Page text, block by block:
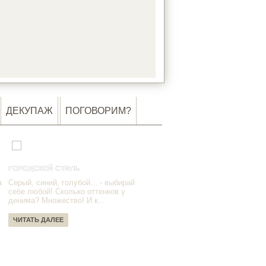
ДЕКУПАЖ ПОГОВОРИМ?
ГОРОДСКОЙ СТИЛЬ
Серый, синий, голубой... - выбирай
себе любой! Сколько оттенков у
денима? Множество! И к...
ЧИТАТЬ ДАЛЕЕ